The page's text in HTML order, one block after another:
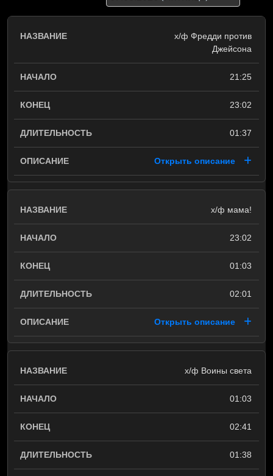
х/ф Фредди против
Джейсона
21:25
23:02
01:37
Открыть описание
х/ф мама!
23:02
01:03
02:01
Открыть описание
х/ф Воины света
01:03
02:41
01:38